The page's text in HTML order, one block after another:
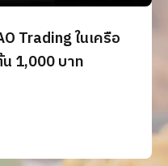
Trading ในเครือ
น 1,000 บาท